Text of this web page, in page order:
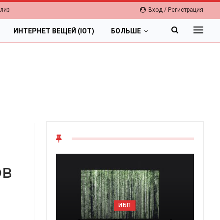
Вход / Регистрация
ИНТЕРНЕТ ВЕЩЕЙ (IOT) БОЛЬШЕ
Цифровая